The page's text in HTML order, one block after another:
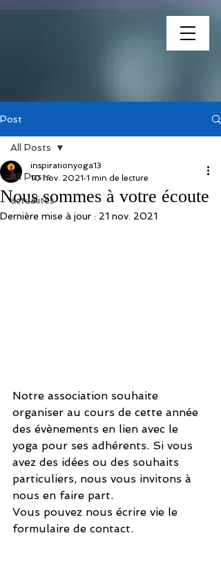
Post
All Posts
actualités
All Posts
Nous sommes à votre écoute
inspirationyoga13
10 nov. 2021 1 min de lecture
Dernière mise à jour : 21 nov. 2021
Notre association souhaite
organiser au cours de cette année
des évènements en lien avec le
yoga pour ses adhérents. Si vous
avez des idées ou des souhaits
particuliers, nous vous invitons à
nous en faire part.
Vous pouvez nous écrire vie le
formulaire de contact.